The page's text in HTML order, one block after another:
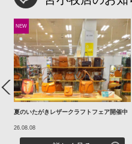
Previous
NEW
夏のいたがきレザークラフトフェア開催中
26.08.08